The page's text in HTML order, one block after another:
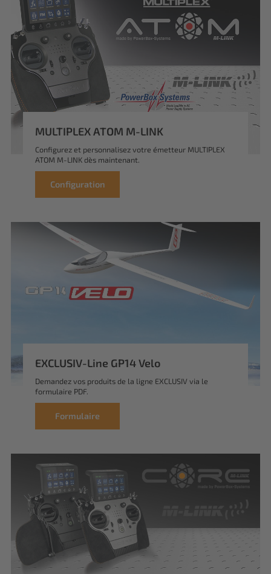
MULTIPLEX ATOM M-LINK
Configurez et personnalisez votre émetteur MULTIPLEX
ATOM M-LINK dès maintenant.
Configuration
EXCLUSIV-Line GP14 Velo
Demandez vos produits de la ligne EXCLUSIV via le
formulaire PDF.
Formulaire